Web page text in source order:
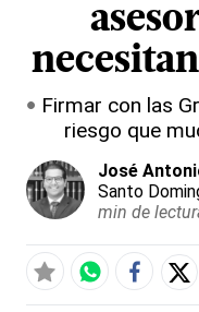
Firmar con las
riesgo que
José
Santo
min de